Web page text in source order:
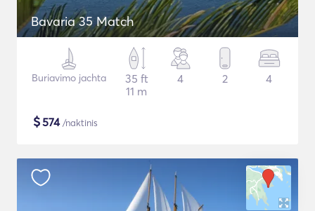
Bavaria 35 Match
Buriavimo jachta
35 ft
11 m
4 2 4
$574/naktinis